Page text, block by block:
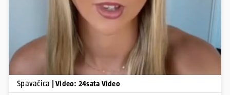
Pokretanje videa...
Spavačica | Video: 24sata Video